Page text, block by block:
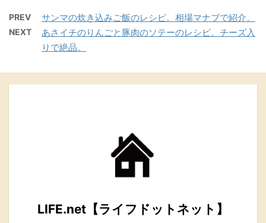
PREV サンマの炊き込みご飯のレシピ。相場マナブで紹介。
NEXT
あさイチのりんごと豚肉のソテーのレシピ。チーズ入
りで絶品。
LIFE.net【ライフドットネット】